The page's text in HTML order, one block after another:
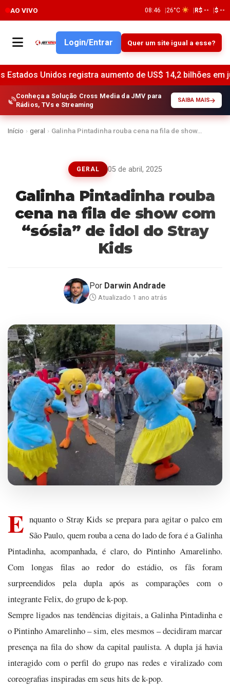
AO VIVO 08:46 26°C R$ -- $ --
Login/Entrar Quer um site igual a esse?
registra aumento de US$ 14,2 bilhões em junho, indica o
Conheça a Solução Cross Media da JMV para
Rádios, TVs e Streaming
SAIBA MAIS
Início › geral › Galinha Pintadinha rouba cena na fila de show…
GERAL 05 de abril, 2025
Galinha Pintadinha rouba
cena na fila de show com
“sósia” de idol do Stray
Kids
Por Darwin Andrade
Atualizado 1 ano atrás
E nquanto o Stray Kids se prepara para agitar o palco em
São Paulo, quem rouba a cena do lado de fora é a Galinha
Pintadinha, acompanhada, é claro, do Pintinho Amarelinho.
Com longas filas ao redor do estádio, os fãs foram
surpreendidos pela dupla após as comparações com o
integrante Felix, do grupo de k-pop.
Sempre ligados nas tendências digitais, a Galinha Pintadinha e
o Pintinho Amarelinho – sim, eles mesmos – decidiram marcar
presença na fila do show da capital paulista. A dupla já havia
interagido com o perfil do grupo nas redes e viralizado com
coreografias inspiradas em seus hits de k-pop.